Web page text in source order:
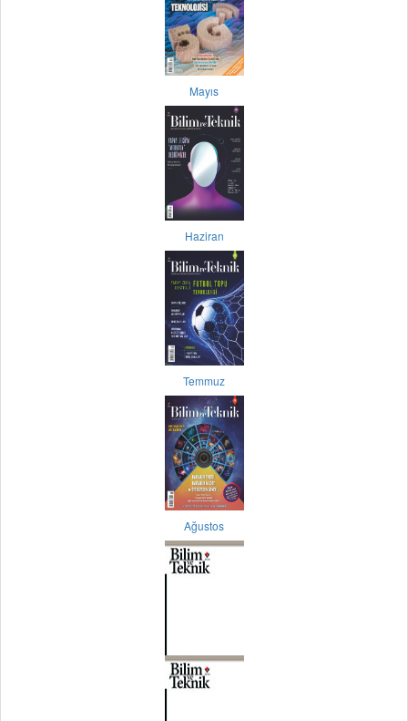
Mayıs
Haziran
Temmuz
Ağustos